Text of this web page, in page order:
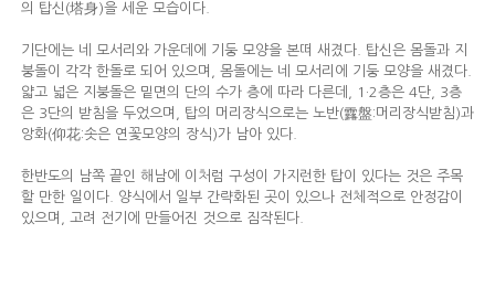
의 탑신(塔身)을 세운 모습이다.
기단에는 네 모서리와 가운데에 기둥 모양을 본떠 새겼다. 탑신은 몸돌과 지
붕돌이 각각 한돌로 되어 있으며, 몸돌에는 네 모서리에 기둥 모양을 새겼다.
얇고 넓은 지붕돌은 밑면의 단의 수가 층에 따라 다른데, 1·2층은 4단, 3층
은 3단의 받침을 두었으며, 탑의 머리장식으로는 노반(露盤:머리장식받침)과
앙화(仰花:솟은 연꽃모양의 장식)가 남아 있다.
한반도의 남쪽 끝인 해남에 이처럼 구성이 가지런한 탑이 있다는 것은 주목
할 만한 일이다. 양식에서 일부 간략화된 곳이 있으나 전체적으로 안정감이
있으며, 고려 전기에 만들어진 것으로 짐작된다.